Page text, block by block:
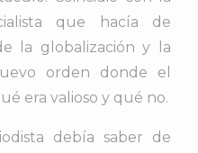
que hacía de
la globalización y la
orden donde el
era valioso y qué no.
debía saber de